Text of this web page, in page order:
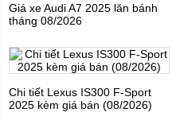
Giá xe Audi A7 2025 lăn bánh
tháng 08/2026
Chi tiết Lexus IS300 F-Sport
2025 kèm giá bán (08/2026)